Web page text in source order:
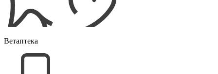
Ветаптека